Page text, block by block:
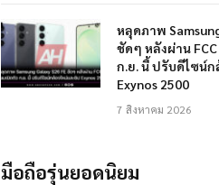
หลุดภาพ
ชัดๆ หลังผ่าน
ก.ย. นี้ ปรับดีไซน์
Exynos 2500
7 สิงหาคม 2026
มือถือรุ่นยอดนิยม